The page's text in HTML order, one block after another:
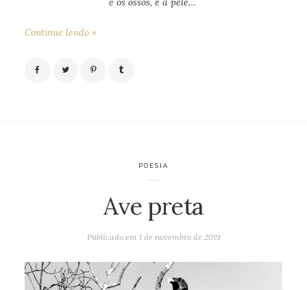
Continue lendo »
POESIA
Ave preta
Publicado em 1 de novembro de 2019